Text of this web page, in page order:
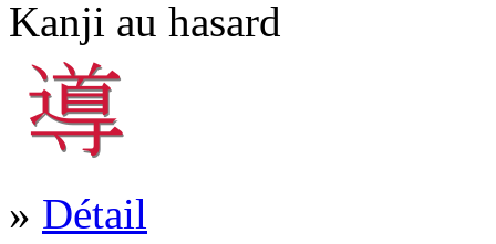
Kanji au hasard
» Détail